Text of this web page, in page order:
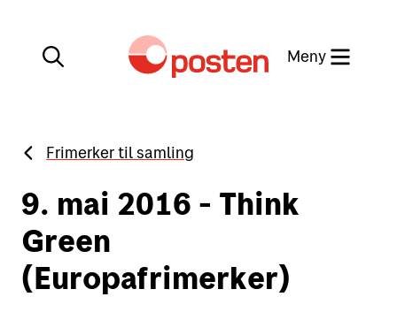
Lukk
Meny
Min side
Kundeservice
Posten-appen
Frimerker til samling
9. mai 2016 - Think
Green
(Europafrimerker)